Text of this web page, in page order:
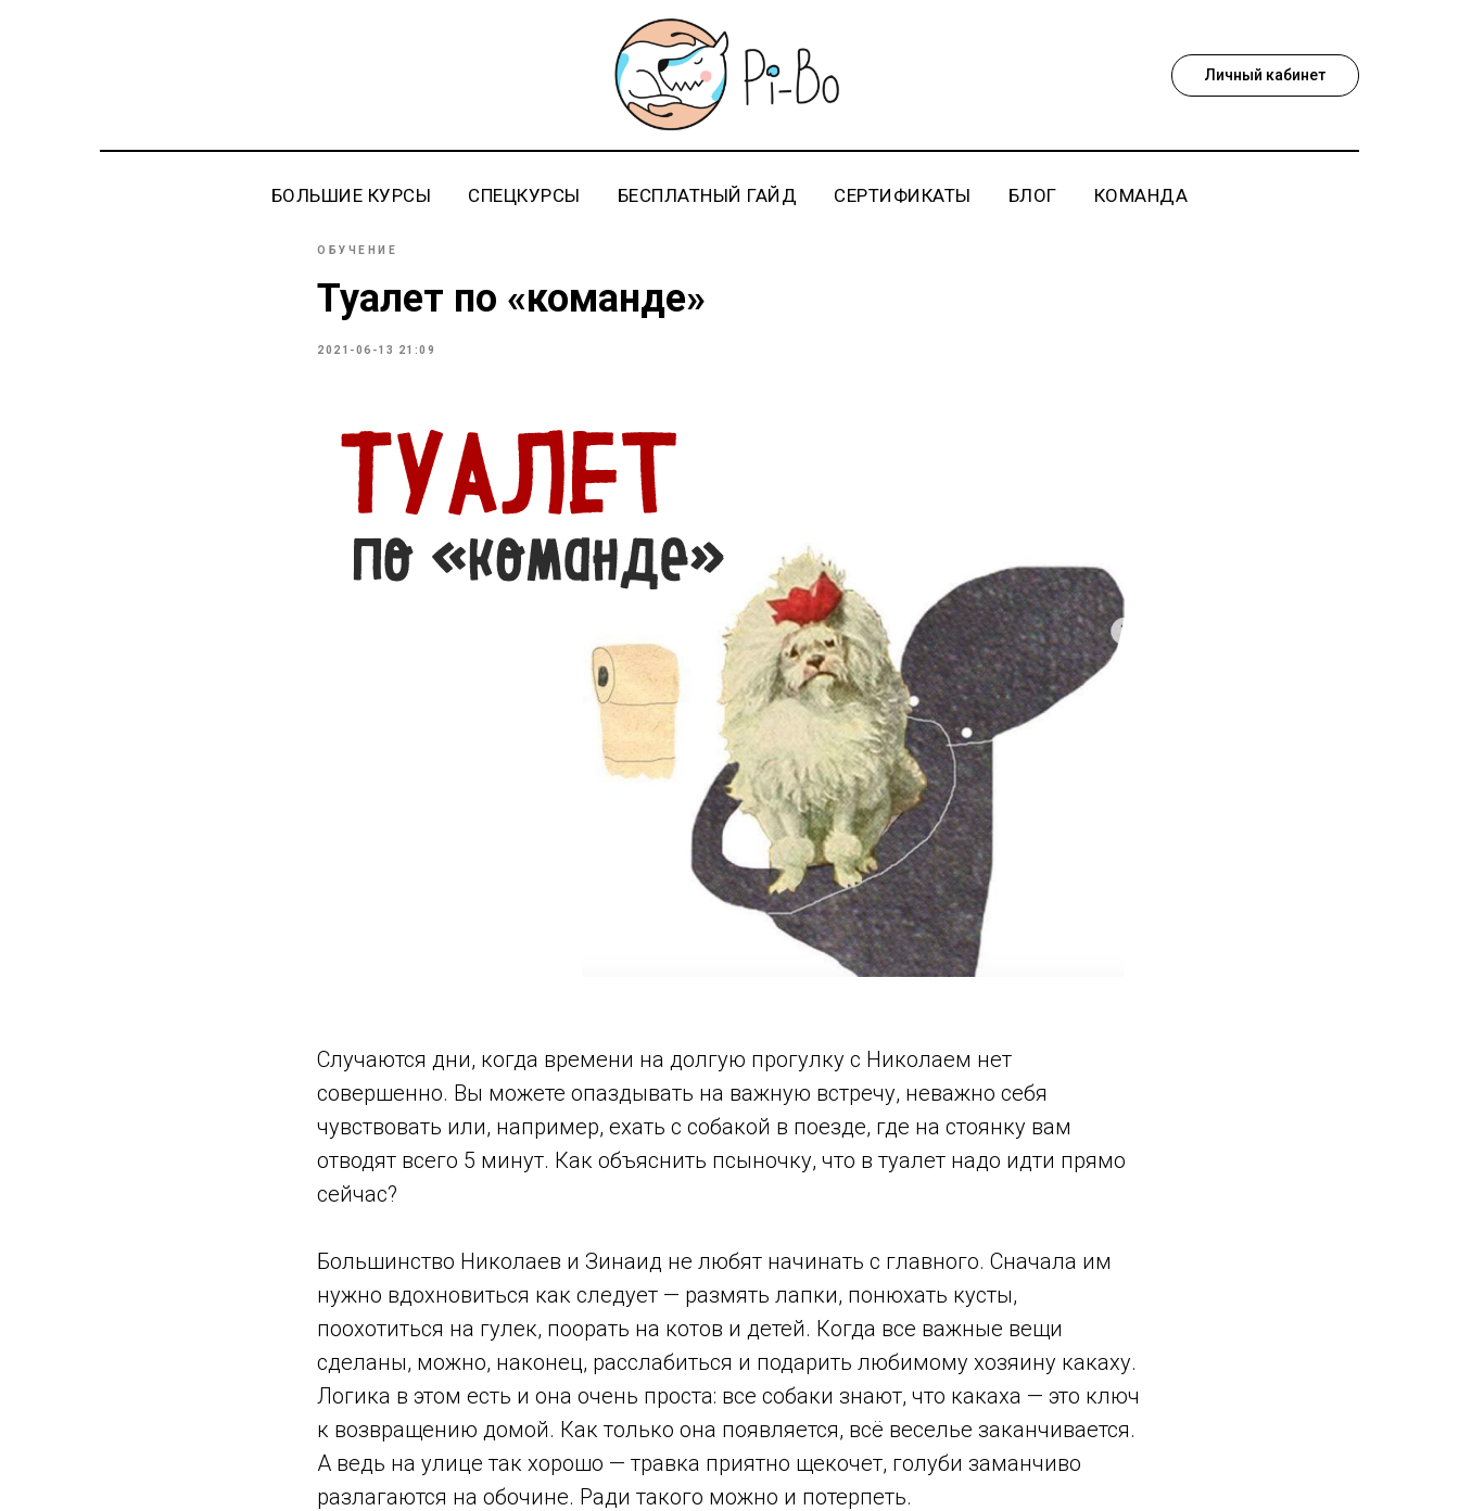
Личный кабинет
БОЛЬШИЕ КУРСЫ СПЕЦКУРСЫ БЕСПЛАТНЫЙ ГАЙД СЕРТИФИКАТЫ БЛОГ КОМАНДА
ОБУЧЕНИЕ
Туалет по «команде»
2021-06-13 21:09
Случаются дни, когда времени на долгую прогулку с Николаем нет
совершенно. Вы можете опаздывать на важную встречу, неважно себя
чувствовать или, например, ехать с собакой в поезде, где на стоянку вам
отводят всего 5 минут. Как объяснить псыночку, что в туалет надо идти прямо
сейчас?
Большинство Николаев и Зинаид не любят начинать с главного. Сначала им
нужно вдохновиться как следует — размять лапки, понюхать кусты,
поохотиться на гулек, поорать на котов и детей. Когда все важные вещи
сделаны, можно, наконец, расслабиться и подарить любимому хозяину какаху.
Логика в этом есть и она очень проста: все собаки знают, что какаха — это ключ
к возвращению домой. Как только она появляется, всё веселье заканчивается.
А ведь на улице так хорошо — травка приятно щекочет, голуби заманчиво
разлагаются на обочине. Ради такого можно и потерпеть.